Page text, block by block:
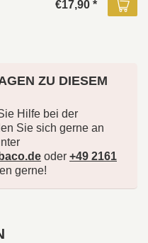
€17,90 *
ZU DIESEM
Hilfe bei der
Sie sich gerne an
oder +49 2161
gerne!